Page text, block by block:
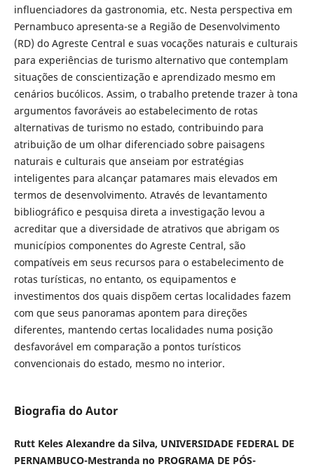
influenciadores da gastronomia, etc. Nesta perspectiva em
Pernambuco apresenta-se a Região de Desenvolvimento
(RD) do Agreste Central e suas vocações naturais e culturais
para experiências de turismo alternativo que contemplam
situações de conscientização e aprendizado mesmo em
cenários bucólicos. Assim, o trabalho pretende trazer à tona
argumentos favoráveis ao estabelecimento de rotas
alternativas de turismo no estado, contribuindo para
atribuição de um olhar diferenciado sobre paisagens
naturais e culturais que anseiam por estratégias
inteligentes para alcançar patamares mais elevados em
termos de desenvolvimento. Através de levantamento
bibliográfico e pesquisa direta a investigação levou a
acreditar que a diversidade de atrativos que abrigam os
municípios componentes do Agreste Central, são
compatíveis em seus recursos para o estabelecimento de
rotas turísticas, no entanto, os equipamentos e
investimentos dos quais dispõem certas localidades fazem
com que seus panoramas apontem para direções
diferentes, mantendo certas localidades numa posição
desfavorável em comparação a pontos turísticos
convencionais do estado, mesmo no interior.
Biografia do Autor
Rutt Keles Alexandre da Silva, UNIVERSIDADE FEDERAL DE
PERNAMBUCO-Mestranda no PROGRAMA DE PÓS-